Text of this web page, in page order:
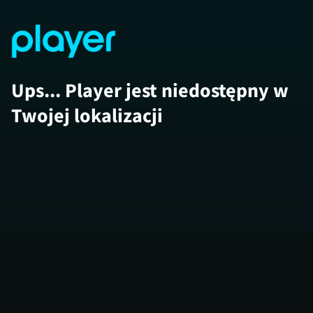
Ups... Player jest niedostępny w
Twojej lokalizacji